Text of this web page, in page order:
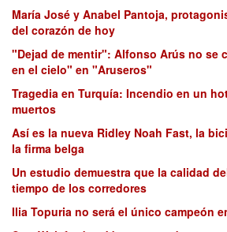
María José y Anabel Pantoja,
del corazón de hoy
"Dejad de mentir": Alfonso Arús no se
en el cielo" en "Aruseros"
Tragedia en Turquía: Incendio en un
muertos
Así es la nueva Ridley Noah Fast, la
la firma belga
Un estudio demuestra que la calidad
tiempo de los corredores
Ilia Topuria no será el único campeón